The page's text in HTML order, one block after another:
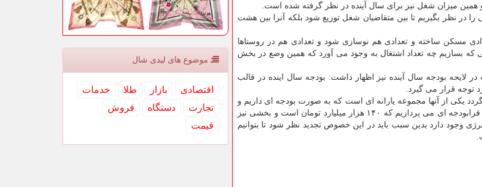
در نظر بگیریم تا بین متقاضیان شغل توزیع شود بلكه آنرا بین هشت
مسكن ساخته و تعدادی هم نوسازی شود و تعدادی هم در روستاها
بسازیم چه تعداد اشتغال به وجود می آورد كه همین وضع در بخش
بودجه سال آینده نیز اظهار داشت: بودجه سال اینده در قالب
توجه قرار می گیرد.
یكی از آنها مجموعه یارانه ای است كه به صورت بودجه ای داریم و
پرداخت می نماییم كه حدود ۱۰۰ هزار میلیارد تومان است یا یارانه ای كه فرابودجه ای می پردازیم كه ۱۴۰ هزار میلیارد تومان است و بخشی نیز
وجود دارد بدین سبب باید در این خصوص تجدید نظر شود تا بتوانیم
موضوع های لیدی شال
اقتصادی بازار طلا
خدمات
تجارت
دستگاه
فروش
قیمت